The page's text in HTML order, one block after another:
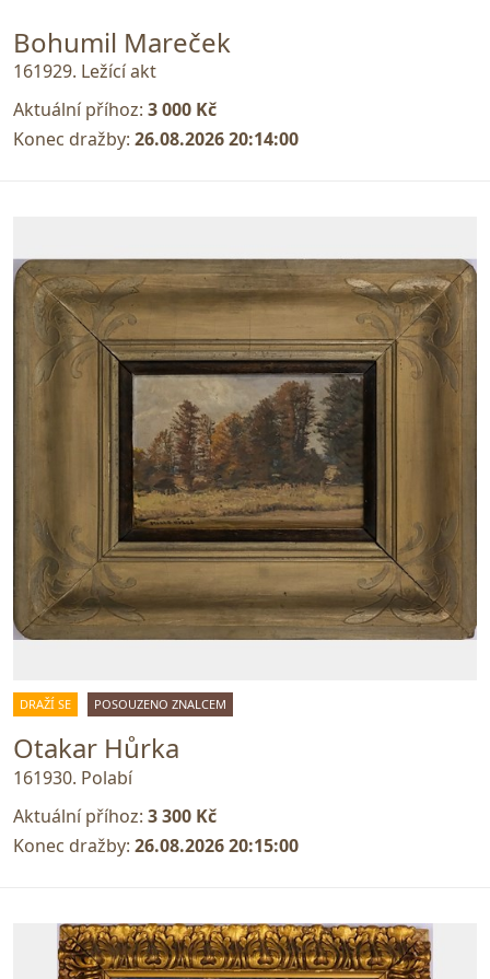
Bohumil Mareček
161929. Ležící akt
Aktuální příhoz: 3 000 Kč
Konec dražby: 26.08.2026 20:14:00
DRAŽÍ SE POSOUZENO ZNALCEM
Otakar Hůrka
161930. Polabí
Aktuální příhoz: 3 300 Kč
Konec dražby: 26.08.2026 20:15:00